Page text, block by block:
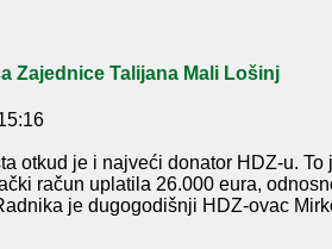
Zajednice Talijana Mali Lošinj
otkud je i najveći donator HDZ-u. To
račun uplatila 26.000 eura,
je dugogodišnji HDZ-ovac